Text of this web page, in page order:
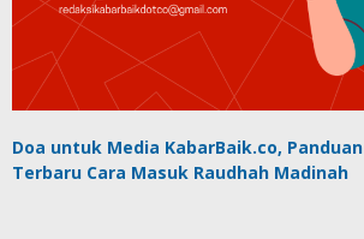
Doa untuk Media KabarBaik.co, Panduan
Terbaru Cara Masuk Raudhah Madinah